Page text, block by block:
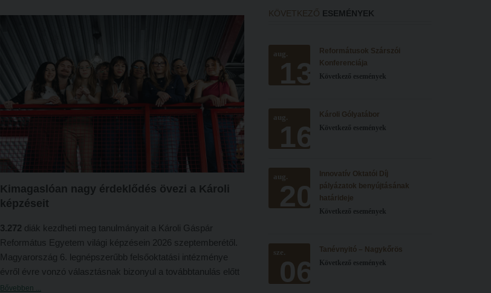
Kimagaslóan nagy érdeklődés övezi a Károli
képzéseit
3.272 diák kezdheti meg tanulmányait a Károli Gáspár
Református Egyetem világi képzésein 2026 szeptemberétől.
Magyarország 6. legnépszerűbb felsőoktatási intézménye
évről évre vonzó választásnak bizonyul a továbbtanulás előtt
állók körében. A 2026. évi általános felsőoktatási felvételi
Bővebben ...
KÖVETKEZŐ ESEMÉNYEK
aug.
13
Reformátusok Szárszói
Konferenciája
Következő események
aug.
16
Károli Gólyatábor
Következő események
aug.
20
Innovatív Oktatói Díj
pályázatok benyújtásának
határideje
Következő események
sze.
06
Tanévnyitó – Nagykőrös
Következő események